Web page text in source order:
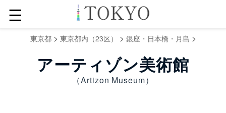
☰
東京都> 東京都内（23区） > 銀座・日本橋・月島 >
アーティゾン美術館
（Artizon Museum）